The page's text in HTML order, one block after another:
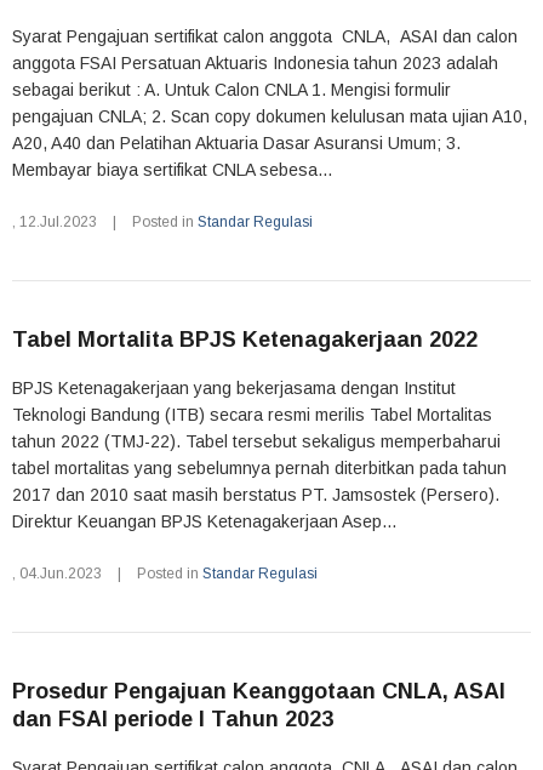
Syarat Pengajuan sertifikat calon anggota CNLA, ASAI dan calon
anggota FSAI Persatuan Aktuaris Indonesia tahun 2023 adalah
sebagai berikut : A. Untuk Calon CNLA 1. Mengisi formulir
pengajuan CNLA; 2. Scan copy dokumen kelulusan mata ujian A10,
A20, A40 dan Pelatihan Aktuaria Dasar Asuransi Umum; 3.
Membayar biaya sertifikat CNLA sebesa...
, 12.Jul.2023 Posted in Standar Regulasi
Tabel Mortalita BPJS Ketenagakerjaan 2022
BPJS Ketenagakerjaan yang bekerjasama dengan Institut
Teknologi Bandung (ITB) secara resmi merilis Tabel Mortalitas
tahun 2022 (TMJ-22). Tabel tersebut sekaligus memperbaharui
tabel mortalitas yang sebelumnya pernah diterbitkan pada tahun
2017 dan 2010 saat masih berstatus PT. Jamsostek (Persero).
Direktur Keuangan BPJS Ketenagakerjaan Asep...
, 04.Jun.2023 Posted in Standar Regulasi
Prosedur Pengajuan Keanggotaan CNLA, ASAI
dan FSAI periode I Tahun 2023